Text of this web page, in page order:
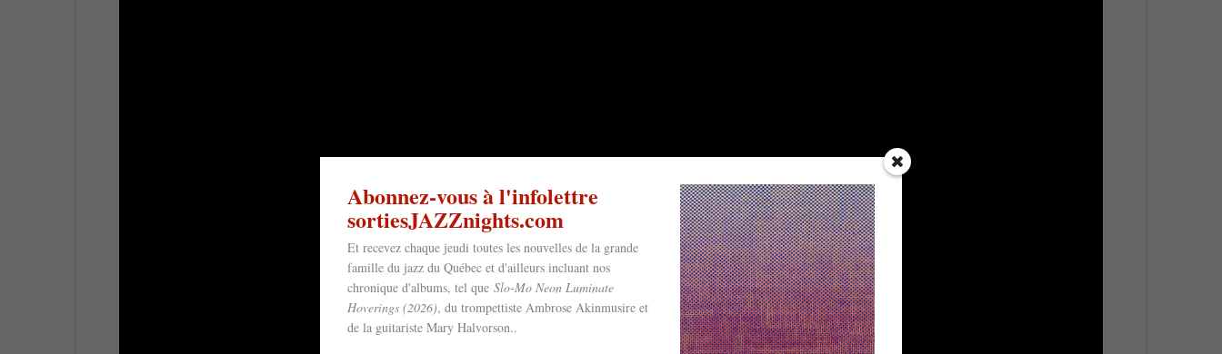
Abonnez-vous à l'infolettre
sortiesJAZZnights.com
Et recevez chaque jeudi toutes les nouvelles de la grande
famille du jazz du Québec et d'ailleurs incluant nos
chronique d'albums, tel que Slo-Mo Neon Luminate
Hoverings (2026), du trompettiste Ambrose Akinmusire et
de la guitariste Mary Halvorson..